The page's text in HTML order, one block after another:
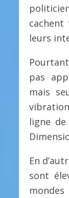
leurs
pas
mais
ligne
En
sont